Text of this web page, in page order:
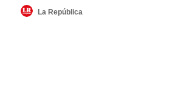
La República